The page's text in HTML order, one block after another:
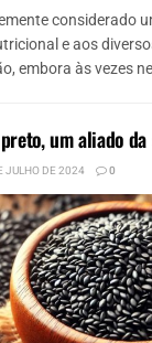
considerado
e aos
embora às vezes
um aliado da
JULHO DE 2024 0